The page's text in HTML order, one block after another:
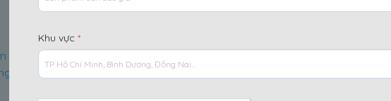
Nội dung chính [Ẩn]
trọng nhất)
vòng
Khu vực *